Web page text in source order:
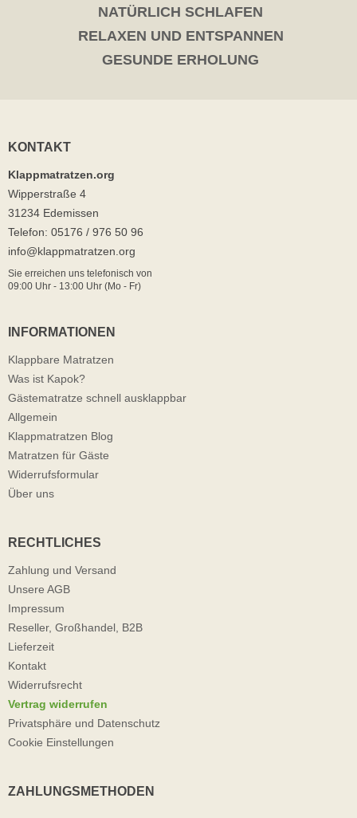
NATÜRLICH SCHLAFEN
RELAXEN UND ENTSPANNEN
GESUNDE ERHOLUNG
KONTAKT
Klappmatratzen.org
Wipperstraße 4
31234 Edemissen
Telefon: 05176 / 976 50 96
info@klappmatratzen.org
Sie erreichen uns telefonisch von
09:00 Uhr - 13:00 Uhr (Mo - Fr)
INFORMATIONEN
Klappbare Matratzen
Was ist Kapok?
Gästematratze schnell ausklappbar
Allgemein
Klappmatratzen Blog
Matratzen für Gäste
Widerrufsformular
Über uns
RECHTLICHES
Zahlung und Versand
Unsere AGB
Impressum
Reseller, Großhandel, B2B
Lieferzeit
Kontakt
Widerrufsrecht
Vertrag widerrufen
Privatsphäre und Datenschutz
Cookie Einstellungen
ZAHLUNGSMETHODEN